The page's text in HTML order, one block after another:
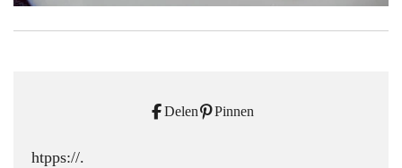
Delen Pinnen
htpps://.